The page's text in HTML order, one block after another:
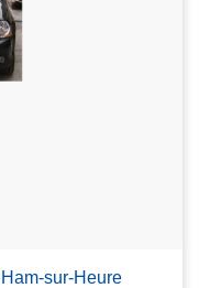
sur-Heure